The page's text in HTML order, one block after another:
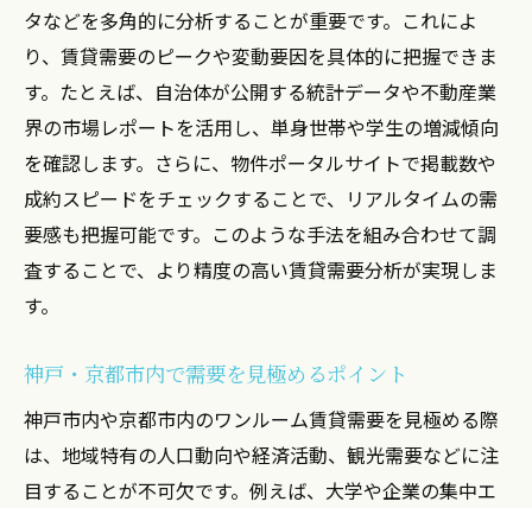
タなどを多角的に分析することが重要です。これによ
り、賃貸需要のピークや変動要因を具体的に把握できま
す。たとえば、自治体が公開する統計データや不動産業
界の市場レポートを活用し、単身世帯や学生の増減傾向
を確認します。さらに、物件ポータルサイトで掲載数や
成約スピードをチェックすることで、リアルタイムの需
要感も把握可能です。このような手法を組み合わせて調
査することで、より精度の高い賃貸需要分析が実現しま
す。
神戸・京都市内で需要を見極めるポイント
神戸市内や京都市内のワンルーム賃貸需要を見極める際
は、地域特有の人口動向や経済活動、観光需要などに注
目することが不可欠です。例えば、大学や企業の集中エ